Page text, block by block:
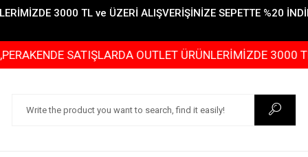
3000 TL ve ÜZERİ ALIŞVERİŞİNİZE SEPETTE %20
SATIŞLARDA OUTLET ÜRÜNLERİMİZDE 3000 TL ve